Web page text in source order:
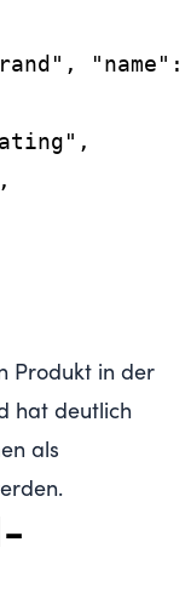
Produkt in der
hat deutlich
als